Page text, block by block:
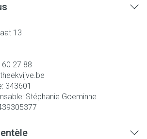
13
27 88
343601
Stéphanie Goeminne